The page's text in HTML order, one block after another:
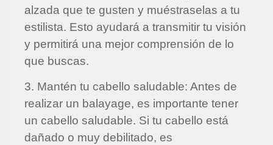
alzada que te gusten y muéstraselas a tu
estilista. Esto ayudará a transmitir tu visión
y permitirá una mejor comprensión de lo
que buscas.
3. Mantén tu cabello saludable: Antes de
realizar un balayage, es importante tener
un cabello saludable. Si tu cabello está
dañado o muy debilitado, es